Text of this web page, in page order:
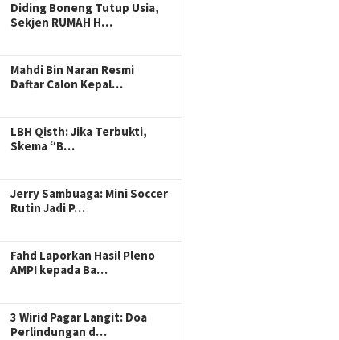
Diding Boneng Tutup Usia,
Sekjen RUMAH H…
Mahdi Bin Naran Resmi
Daftar Calon Kepal…
LBH Qisth: Jika Terbukti,
Skema “B…
Jerry Sambuaga: Mini Soccer
Rutin Jadi P…
Fahd Laporkan Hasil Pleno
AMPI kepada Ba…
3 Wirid Pagar Langit: Doa
Perlindungan d…